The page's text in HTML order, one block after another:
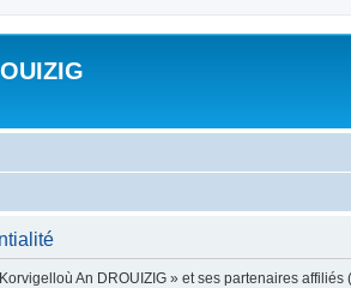
An DROUIZIG » et ses partenaires